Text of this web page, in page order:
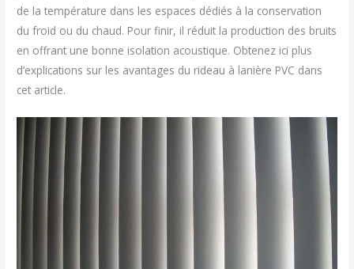
de la température dans les espaces dédiés à la conservation
du froid ou du chaud. Pour finir, il réduit la production des bruits
en offrant une bonne isolation acoustique. Obtenez ici plus
d’explications sur les avantages du rideau à lanière PVC dans
cet article.